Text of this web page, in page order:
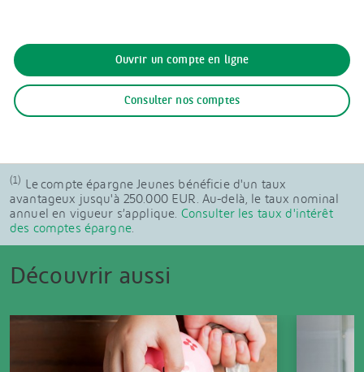
Ouvrir un compte en ligne
Consulter nos comptes
(1) Le compte épargne Jeunes bénéficie d'un taux
avantageux jusqu'à 250.000 EUR. Au-delà, le taux nominal
annuel en vigueur s’applique. Consulter les taux d'intérêt
des comptes épargne.
Découvrir aussi